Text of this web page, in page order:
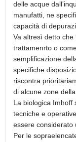
delle acque
manufatti, ne
capacità di
Va altresì detto che
trattamenrto o
semplificazione
specifiche
riscontra
di alcune zone
La biologica Imhoff
tecniche e
essere considerato
Per le